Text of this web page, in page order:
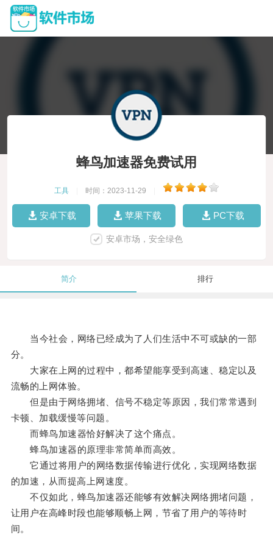
蜂鸟加速器免费试用
工具 时间：2023-11-29
安卓下载 苹果下载 PC下载
安卓市场，安全绿色
简介 排行
当今社会，网络已经成为了人们生活中不可或缺的一部
分。
大家在上网的过程中，都希望能享受到高速、稳定以及
流畅的上网体验。
但是由于网络拥堵、信号不稳定等原因，我们常常遇到
卡顿、加载缓慢等问题。
而蜂鸟加速器恰好解决了这个痛点。
蜂鸟加速器的原理非常简单而高效。
它通过将用户的网络数据传输进行优化，实现网络数据
的加速，从而提高上网速度。
不仅如此，蜂鸟加速器还能够有效解决网络拥堵问题，
让用户在高峰时段也能够顺畅上网，节省了用户的等待时
间。